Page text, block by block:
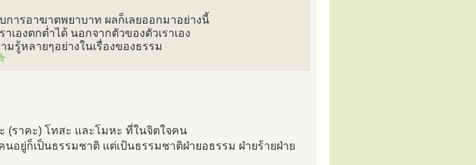
ารอาฆาตพยาบาท ผลก็เลยออกมาอย่างนี้
เองตกต่ำได้ นอกจากตัวของตัวเราเอง
มรู้หลายๆอย่างในเรื่องของธรรม
(ราคะ) โทสะ และโมหะ ที่ในจิตใจคน
อยู่ก็เป็นธรรมชาติ แต่เป้นธรรมชาติฝ่ายอธรรม ฝ่ายร้ายฝ่าย